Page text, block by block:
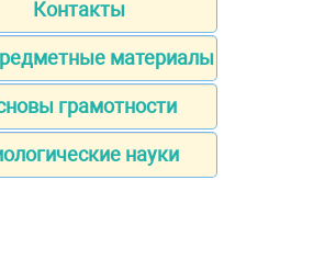
Контакты
материалы
грамотности
науки